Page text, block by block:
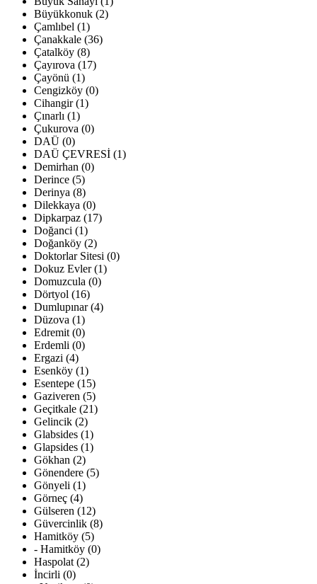
Büyükkonuk (2)
Çamlıbel (1)
Çanakkale (36)
Çatalköy (8)
Çayırova (17)
Çayönü (1)
Cengizköy (0)
Cihangir (1)
Çınarlı (1)
Çukurova (0)
DAÜ (0)
DAÜ ÇEVRESİ (1)
Demirhan (0)
Derince (5)
Derinya (8)
Dilekkaya (0)
Dipkarpaz (17)
Doğanci (1)
Doğanköy (2)
Doktorlar Sitesi (0)
Dokuz Evler (1)
Domuzcula (0)
Dörtyol (16)
Dumlupınar (4)
Düzova (1)
Edremit (0)
Erdemli (0)
Ergazi (4)
Esenköy (1)
Esentepe (15)
Gaziveren (5)
Geçitkale (21)
Gelincik (2)
Glabsides (1)
Glapsides (1)
Gökhan (2)
Gönendere (5)
Gönyeli (1)
Görneç (4)
Gülseren (12)
Güvercinlik (8)
Hamitköy (5)
- Hamitköy (0)
Haspolat (2)
İncirli (0)